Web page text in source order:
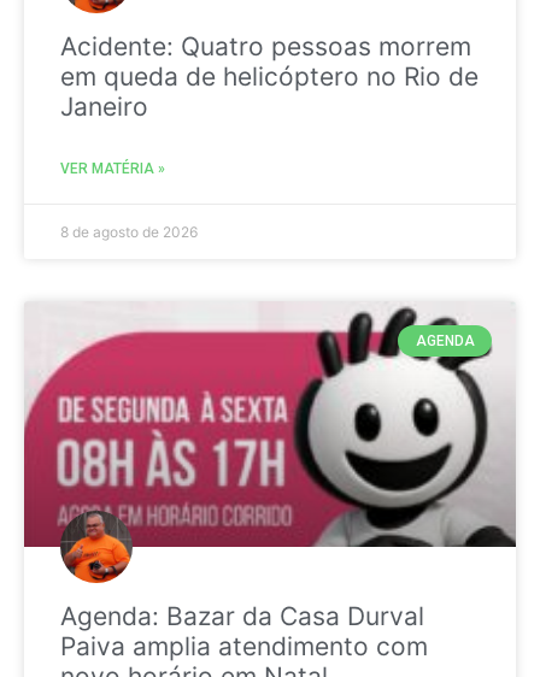
Acidente: Quatro pessoas morrem
em queda de helicóptero no Rio de
Janeiro
VER MATÉRIA »
8 de agosto de 2026
AGENDA
Agenda: Bazar da Casa Durval
Paiva amplia atendimento com